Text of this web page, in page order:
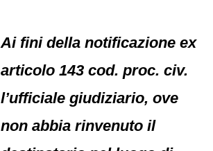
Ai fini della notificazione ex
articolo 143 cod. proc. civ.
l’ufficiale giudiziario, ove
non abbia rinvenuto il